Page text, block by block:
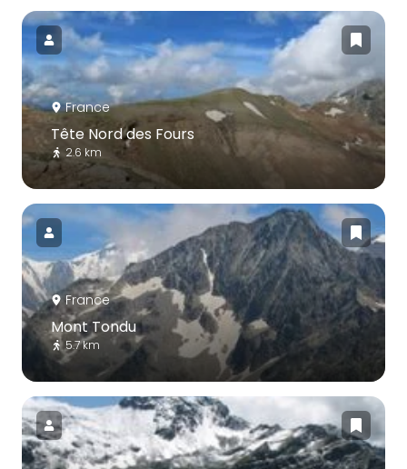
France
Tête Nord des Fours
2.6 km
France
Mont Tondu
5.7 km